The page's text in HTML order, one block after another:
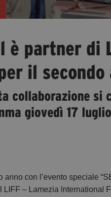
è partner di
il secondo
collaborazione si
giovedì 17
anno con l’evento speciale
LIFF – Lamezia International